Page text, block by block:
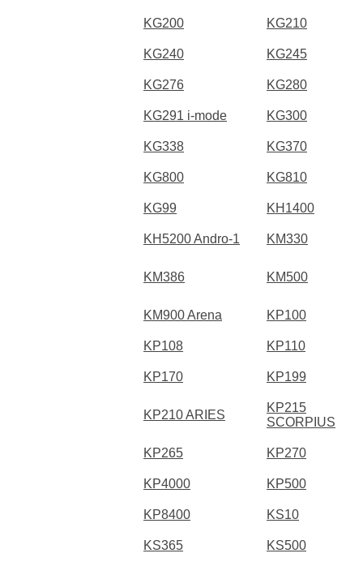
KG200 KG210
KG240 KG245
KG276 KG280
KG291 i-mode KG300
KG338 KG370
KG800 KG810
KG99 KH1400
KH5200 Andro-1 KM330
KM386 KM500
KM900 Arena KP100
KP108 KP110
KP170 KP199
KP210 ARIES
KP215
SCORPIUS
KP265 KP270
KP4000 KP500
KP8400 KS10
KS365 KS500